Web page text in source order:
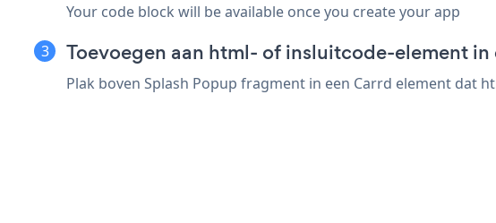
Your code block will be available once you create your app
Toevoegen aan html- of insluitcode-element
Plak boven Splash Popup fragment in een Carrd element dat